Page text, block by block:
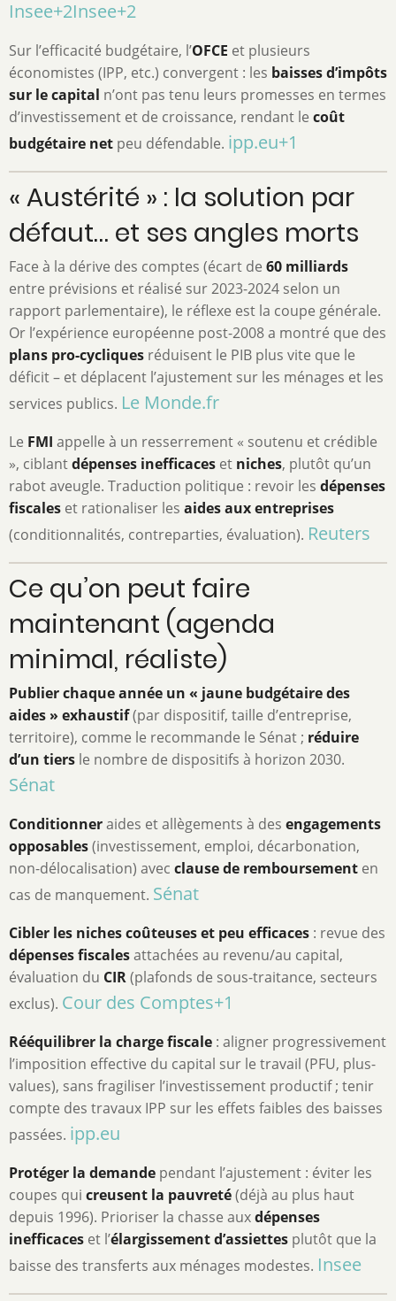
Insee+2Insee+2
Sur l’efficacité budgétaire, l’OFCE et plusieurs
économistes (IPP, etc.) convergent : les baisses d’impôts
sur le capital n’ont pas tenu leurs promesses en termes
d’investissement et de croissance, rendant le coût
budgétaire net peu défendable. ipp.eu+1
« Austérité » : la solution par
défaut… et ses angles morts
Face à la dérive des comptes (écart de 60 milliards
entre prévisions et réalisé sur 2023-2024 selon un
rapport parlementaire), le réflexe est la coupe générale.
Or l’expérience européenne post-2008 a montré que des
plans pro-cycliques réduisent le PIB plus vite que le
déficit – et déplacent l’ajustement sur les ménages et les
services publics. Le Monde.fr
Le FMI appelle à un resserrement « soutenu et crédible
», ciblantdépenses inefficaces et niches, plutôt qu’un
rabot aveugle. Traduction politique : revoir les dépenses
fiscales et rationaliser les aides aux entreprises
(conditionnalités, contreparties, évaluation). Reuters
Ce qu’on peut faire
maintenant (agenda
minimal, réaliste)
Publier chaque année un « jaune budgétaire des
aides » exhaustif(par dispositif, taille d’entreprise,
territoire), comme le recommande le Sénat ; réduire
d’un tiers le nombre de dispositifs à horizon 2030.
Sénat
Conditionneraides et allègements à des engagements
opposables(investissement, emploi, décarbonation,
non-délocalisation) avec clause de remboursement en
cas de manquement. Sénat
Cibler les niches coûteuses et peu efficaces : revue des
dépenses fiscalesattachées au revenu/au capital,
évaluation du CIR(plafonds de sous-traitance, secteurs
exclus). Cour des Comptes+1
Rééquilibrer la charge fiscale : aligner progressivement
l’imposition effective du capital sur le travail (PFU, plus-
values), sans fragiliser l’investissement productif ; tenir
compte des travaux IPP sur les effets faibles des baisses
passées. ipp.eu
Protéger la demande pendant l’ajustement : éviter les
coupes qui creusent la pauvreté(déjà au plus haut
depuis 1996). Prioriser la chasse auxdépenses
inefficaces et l’élargissement d’assiettes plutôt que la
baisse des transferts aux ménages modestes. Insee